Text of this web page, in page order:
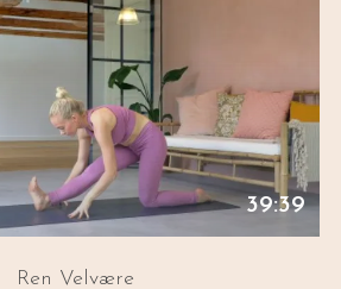
39:39
Ren Velvære